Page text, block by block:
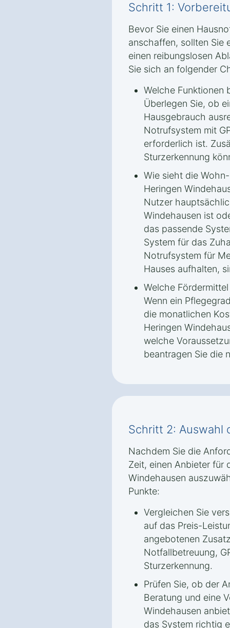
Schritt 1:
Bevor Sie einen
anschaffen, sollten Sie
einen reibungslosen
Sie sich an folgender
Welche Funktionen
Überlegen Sie, ob
Hausgebrauch
Notrufsystem mit
erforderlich ist.
Sturzerkennung
Wie sieht die
Heringen
Nutzer
Windehausen ist
das passende
System für das
Notrufsystem für
Hauses aufhalten,
Welche
Wenn ein
die monatlichen
Heringen
welche
beantragen Sie die
Schritt 2: Auswahl
Nachdem Sie die
Zeit, einen Anbieter für
Windehausen
Punkte:
Vergleichen Sie
auf das Preis-
angebotenen
Notfallbetreuung,
Sturzerkennung.
Prüfen Sie, ob der
Beratung und eine
Windehausen
das System richtig